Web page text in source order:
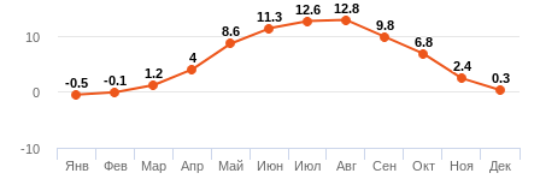
-0.5
-0.5 -0.1
-0.1 1.2
1.2
4
4
8.6
8.6
11.3
11.3 12.6
12.6 12.8
12.8
9.8
9.8
6.8
6.8
2.4
2.4
0.3
0.3
Янв Фев Мар Апр Май Июн Июл Авг Сен Окт Ноя Дек
-10
0
10